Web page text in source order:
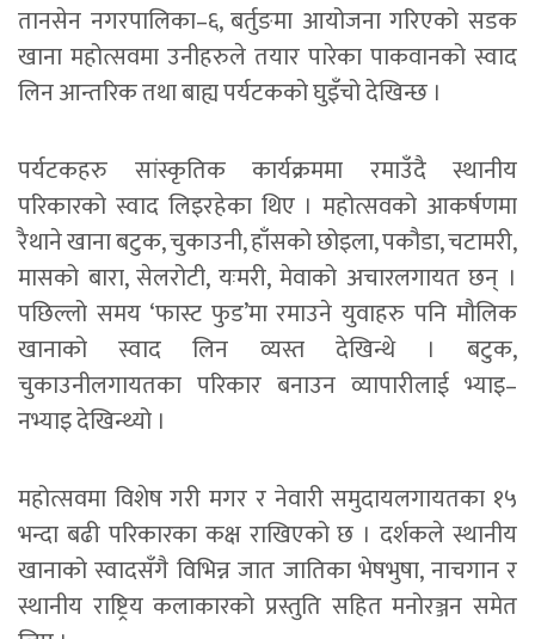
तानसेन नगरपालिका–६, बर्तुङमा आयोजना गरिएको सडक
खाना महोत्सवमा उनीहरुले तयार पारेका पाकवानको स्वाद
लिन आन्तरिक तथा बाह्य पर्यटकको घुइँचो देखिन्छ ।
पर्यटकहरु सांस्कृतिक कार्यक्रममा रमाउँदै स्थानीय
परिकारको स्वाद लिइरहेका थिए । महोत्सवको आकर्षणमा
रैथाने खाना बटुक, चुकाउनी, हाँसको छोइला, पकौडा, चटामरी,
मासको बारा, सेलरोटी, यःमरी, मेवाको अचारलगायत छन् ।
पछिल्लो समय ‘फास्ट फुड’मा रमाउने युवाहरु पनि मौलिक
खानाको स्वाद लिन व्यस्त देखिन्थे । बटुक,
चुकाउनीलगायतका परिकार बनाउन व्यापारीलाई भ्याइ–
नभ्याइ देखिन्थ्यो ।
महोत्सवमा विशेष गरी मगर र नेवारी समुदायलगायतका १५
भन्दा बढी परिकारका कक्ष राखिएको छ । दर्शकले स्थानीय
खानाको स्वादसँगै विभिन्न जात जातिका भेषभुषा, नाचगान र
स्थानीय राष्ट्रिय कलाकारको प्रस्तुति सहित मनोरञ्जन समेत